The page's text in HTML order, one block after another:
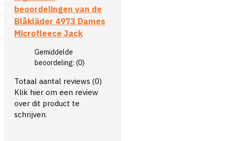
beoordelingen van de
Blåkläder 4973 Dames
Microfleece Jack
Gemiddelde
beoordeling: (0)
Totaal aantal reviews (0)
Klik hier om een review
over dit product te
schrijven.